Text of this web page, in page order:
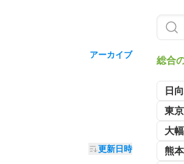
アーカイブ
更新日時
総合
日
東京
大
熊